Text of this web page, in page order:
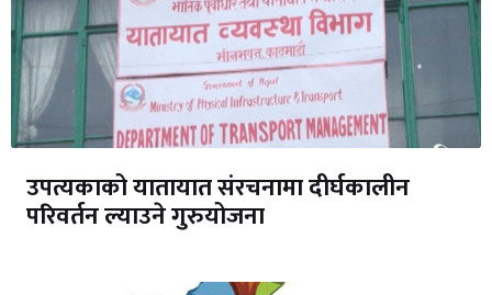
उपत्यकाको यातायात संरचनामा दीर्घकालीन
परिवर्तन ल्याउने गुरुयोजना